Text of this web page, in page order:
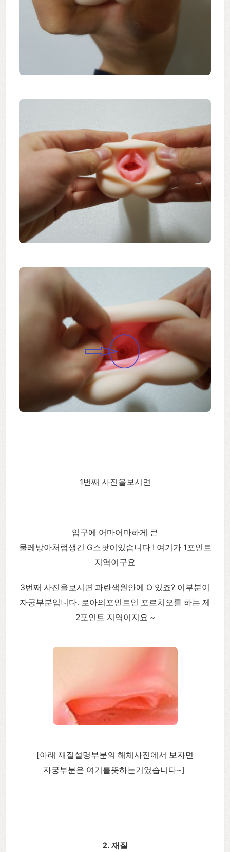
1번째 사진을보시면
입구에 어마어마하게 큰
물레방아처럼생긴 G스팟이있습니다 ! 여기가 1포인트
지역이구요
3번째 사진을보시면 파란색원안에 O 있죠? 이부분이
자궁부분입니다. 로아의포인트인 포르치오를 하는 제
2포인트 지역이지요 ~
[아래 재질설명부분의 해체사진에서 보자면
자궁부분은 여기를뜻하는거였습니다~]
2. 재질